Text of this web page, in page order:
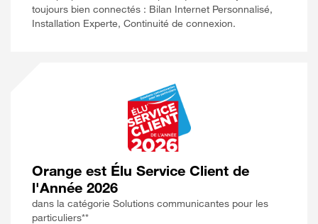
toujours bien connectés : Bilan Internet Personnalisé,
Installation Experte, Continuité de connexion.
Orange est Élu Service Client de
l'Année 2026
dans la catégorie Solutions communicantes pour les
particuliers**